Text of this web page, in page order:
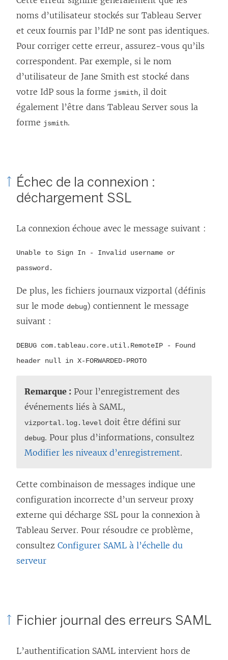
n
e
n
o
u
v
e
t
noms d’utilisateur stockés sur Tableau Server
et ceux fournis par l’IdP ne sont pas identiques.
Pour corriger cette erreur, assurez-vous qu’ils
correspondent. Par exemple, si le nom
d’utilisateur de Jane Smith est stocké dans
votre IdP sous la forme jsmith, il doit
également l’être dans Tableau Server sous la
forme jsmith.
Échec de la connexion :
déchargement SSL
La connexion échoue avec le message suivant :
Unable to Sign In - Invalid username or
password.
De plus, les fichiers journaux vizportal (définis
sur le mode debug) contiennent le message
suivant :
DEBUG com.tableau.core.util.RemoteIP - Found
header null in X-FORWARDED-PROTO
Remarque : Pour l’enregistrement des
événements liés à SAML,
vizportal.log.level doit être défini sur
debug. Pour plus d’informations, consultez
Modifier les niveaux d’enregistrement.
Cette combinaison de messages indique une
configuration incorrecte d’un serveur proxy
externe qui décharge SSL pour la connexion à
Tableau Server. Pour résoudre ce problème,
consultez Configurer SAML à l’échelle du
serveur
Fichier journal des erreurs SAML
L’authentification SAML intervient hors de